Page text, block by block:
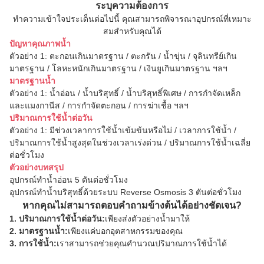
ระบุความต้องการ
ทำความเข้าใจประเด็นต่อไปนี้ คุณสามารถพิจารณาอุปกรณ์ที่เหมาะ
สมสำหรับคุณได้
ปัญหาคุณภาพน้ำ
ตัวอย่าง 1: ตะกอนเกินมาตรฐาน / ตะกรัน / น้ำขุ่น / จุลินทรีย์เกิน
มาตรฐาน / โลหะหนักเกินมาตรฐาน / เงินยูเกินมาตรฐาน ฯลฯ
มาตรฐานน้ำ
ตัวอย่าง 1: น้ำอ่อน / น้ำบริสุทธิ์ / น้ำบริสุทธิ์พิเศษ / การกำจัดเหล็ก
และแมงกานีส / การกำจัดตะกอน / การฆ่าเชื้อ ฯลฯ
ปริมาณการใช้น้ำต่อวัน
ตัวอย่าง 1: มีช่วงเวลาการใช้น้ำเข้มข้นหรือไม่ / เวลาการใช้น้ำ /
ปริมาณการใช้น้ำสูงสุดในช่วงเวลาเร่งด่วน / ปริมาณการใช้น้ำเฉลี่ย
ต่อชั่วโมง
ตัวอย่างบทสรุป
อุปกรณ์ทำน้ำอ่อน 5 ตันต่อชั่วโมง
อุปกรณ์ทำน้ำบริสุทธิ์ด้วยระบบ Reverse Osmosis 3 ตันต่อชั่วโมง
หากคุณไม่สามารถตอบคำถามข้างต้นได้อย่างชัดเจน?
1. ปริมาณการใช้น้ำต่อวัน:เพียงส่งตัวอย่างน้ำมาให้
2. มาตรฐานน้ำ:เพียงแค่บอกอุตสาหกรรมของคุณ
3. การใช้น้ำ:เราสามารถช่วยคุณคำนวณปริมาณการใช้น้ำได้